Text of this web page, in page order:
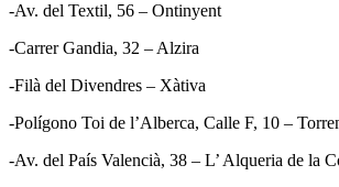
-Av. del Textil, 56 – Ontinyent
-Carrer Gandia, 32 – Alzira
-Filà del Divendres – Xàtiva
-Polígono Toi de l’Alberca, Calle F, 10 –
-Av. del País Valencià, 38 – L’ Alqueria de la